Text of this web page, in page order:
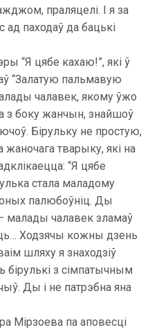
праляцелі. І я за
ад паходаў да бацькі
“Я цябе кахаю!”, які ў
“Залатую пальмавую
чалавек, якому ўжо
з боку жанчын, знайшоў
Бірульку не простую,
жаночага тварыку, які на
“Я цябе
стала маладому
палюбоўніц. Ды
малады чалавек зламаў
Ходзячы кожны дзень
шляху я знаходзіў
з сімпатычным
Ды і не патрэбна яна
Мірзоева па аповесці